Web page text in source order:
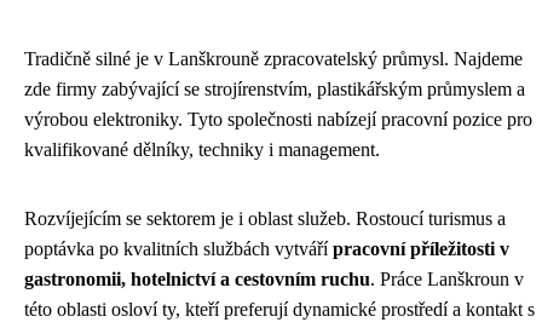
Tradičně silné je v Lanškrouně zpracovatelský průmysl. Najdeme
zde firmy zabývající se strojírenstvím, plastikářským průmyslem a
výrobou elektroniky. Tyto společnosti nabízejí pracovní pozice pro
kvalifikované dělníky, techniky i management.
Rozvíjejícím se sektorem je i oblast služeb. Rostoucí turismus a
poptávka po kvalitních službách vytvářípracovní příležitosti v
gastronomii, hotelnictví a cestovním ruchu. Práce Lanškroun v
této oblasti osloví ty, kteří preferují dynamické prostředí a kontakt s